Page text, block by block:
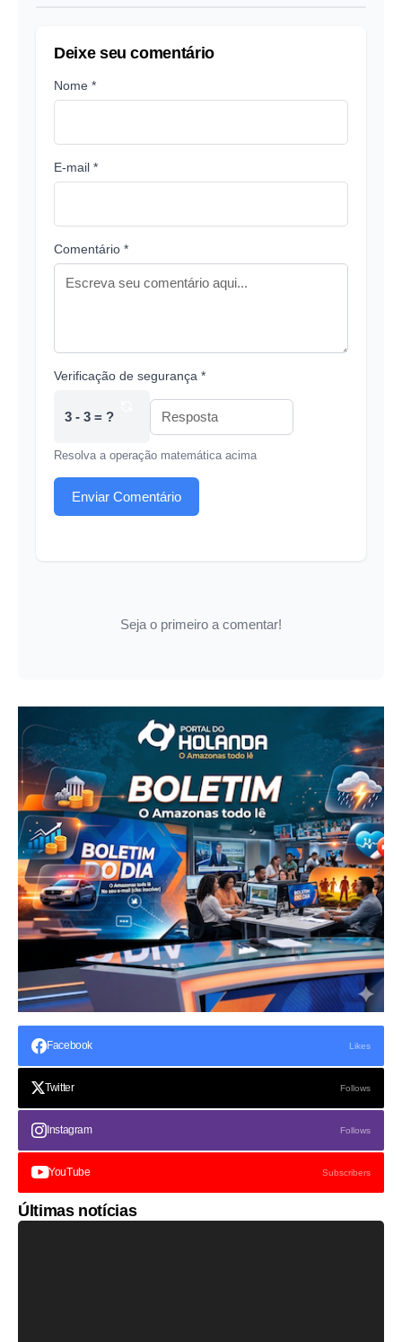
Deixe seu comentário
Nome *
E-mail *
Comentário *
Verificação de segurança *
3 - 3 = ?
Resolva a operação matemática acima
Enviar Comentário
Seja o primeiro a comentar!
Facebook Likes
Twitter Follows
Instagram Follows
YouTube Subscribers
Últimas notícias